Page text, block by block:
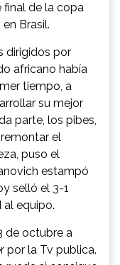
final de la copa
Brasil.
dirigidos por
africano había
tiempo, a
su mejor
parte, los pibes,
el
puso el
estampó
selló el 3-1
equipo.
de octubre a
por la Tv publica.